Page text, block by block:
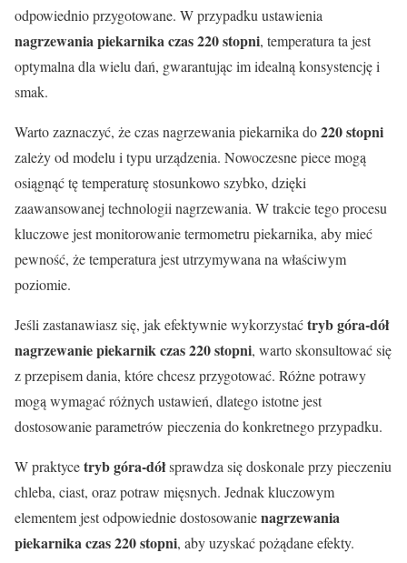
odpowiednio przygotowane. W przypadku ustawienia
nagrzewania piekarnika czas 220 stopni, temperatura ta jest
optymalna dla wielu dań, gwarantując im idealną konsystencję i
smak.
Warto zaznaczyć, że czas nagrzewania piekarnika do220 stopni
zależy od modelu i typu urządzenia. Nowoczesne piece mogą
osiągnąć tę temperaturę stosunkowo szybko, dzięki
zaawansowanej technologii nagrzewania. W trakcie tego procesu
kluczowe jest monitorowanie termometru piekarnika, aby mieć
pewność, że temperatura jest utrzymywana na właściwym
poziomie.
Jeśli zastanawiasz się, jak efektywnie wykorzystaćtryb góra-dół
nagrzewanie piekarnik czas 220 stopni, warto skonsultować się
z przepisem dania, które chcesz przygotować. Różne potrawy
mogą wymagać różnych ustawień, dlatego istotne jest
dostosowanie parametrów pieczenia do konkretnego przypadku.
W praktycetryb góra-dółsprawdza się doskonale przy pieczeniu
chleba, ciast, oraz potraw mięsnych. Jednak kluczowym
elementem jest odpowiednie dostosowanienagrzewania
piekarnika czas 220 stopni, aby uzyskać pożądane efekty.